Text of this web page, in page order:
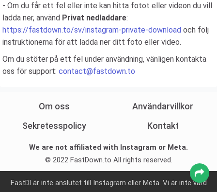
- Om du får ett fel eller inte kan hitta fotot eller videon du vill
ladda ner, använd Privat nedladdare:
https://fastdown.to/sv/instagram-private-download och följ
instruktionerna för att ladda ner ditt foto eller video.
Om du stöter på ett fel under användning, vänligen kontakta
oss för support: contact@fastdown.to
Om oss
Användarvillkor
Sekretesspolicy
Kontakt
We are not affiliated with Instagram or Meta.
© 2022 FastDown.to All rights reserved.
FastDl är inte anslutet till Instagram eller Meta. Vi är inte värd